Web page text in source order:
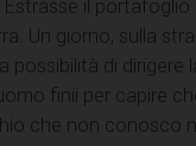
Estrasse il
Un giorno, sulla
di
finii per capire
che non conosco